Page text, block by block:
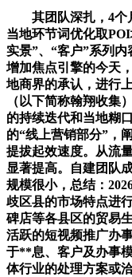
其团队深扎，4个
当地环节词优化取
实景”、“客户”系列
增加焦点引擎的今天
地商界的承认，进行
（以下简称翰翔收集
的持续迭代和当地糊
的“线上营销部分”，
提拔起效速度。从流
显著提高。自建团队
规模很小，总结：
歧区县的市场特点进
碑店等各县区的贸易
活跃的短视频推广办
于**息、客户及办事
体行业的处理方案或